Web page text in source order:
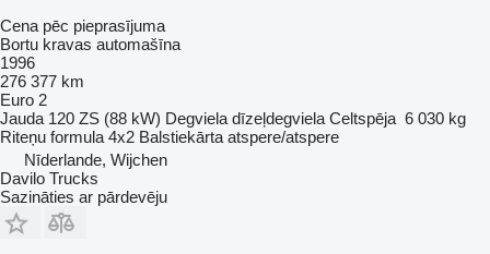
Cena pēc pieprasījuma
Bortu kravas automašīna
1996
276 377 km
Euro 2
Jauda 120 ZS (88 kW) Degviela dīzeļdegviela Celtspēja 6 030 kg
Riteņu formula 4x2 Balstiekārta atspere/atspere
Nīderlande, Wijchen
Davilo Trucks
Sazināties ar pārdevēju